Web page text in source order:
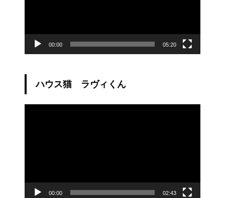
00:00 05:20
ハウス猫 ラヴィくん
00:00 02:43